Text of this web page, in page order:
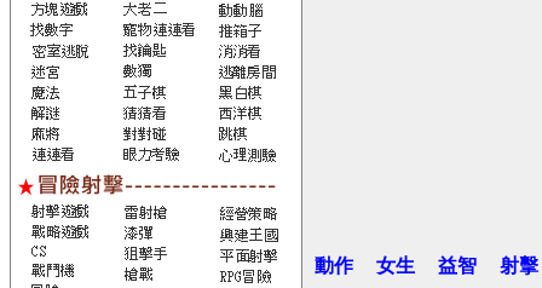
動作 女生 益智
射擊